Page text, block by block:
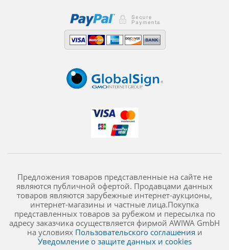
Предложения товаров представленные на сайте не
являются публичной офертой. Продавцами данных
товаров являются зарубежные интернет-аукционы,
интернет-магазины и частные лица.Покупка
представленных товаров за рубежом и пересылка по
адресу заказчика осуществляется фирмой AWIWA GmbH
на условиях Пользовательского соглашения и
Уведомление о защите данных и cookies